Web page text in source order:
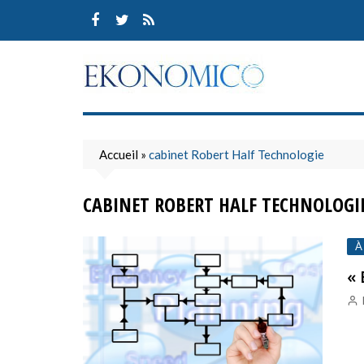
content
Accueil » cabinet Robert Half Technologie
CABINET ROBERT HALF
À
«